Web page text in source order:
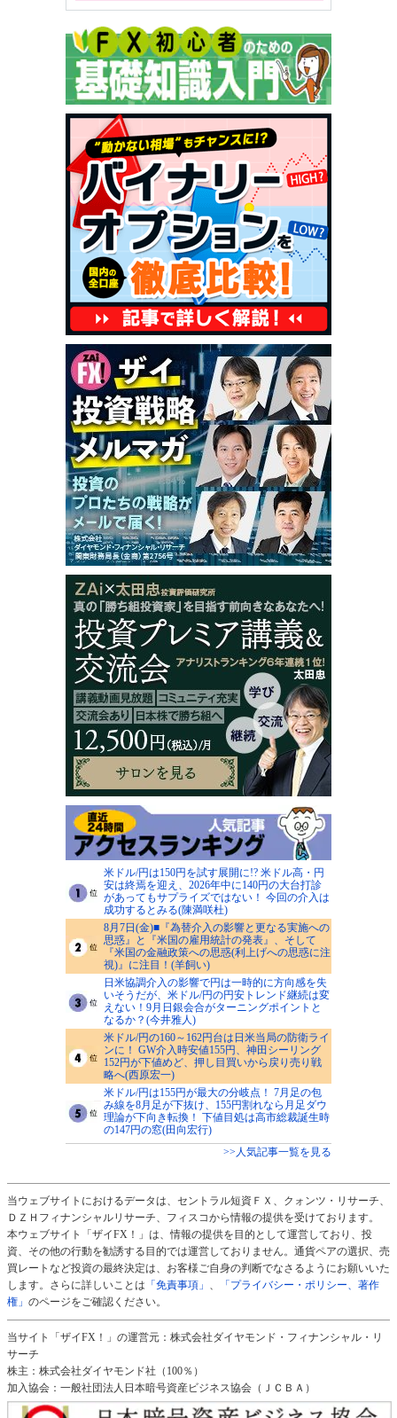
米ドル/円は150円を試す展開に!? 米ドル高・円
安は終焉を迎え、2026年中に140円の大台打診
があってもサプライズではない！ 今回の介入は
成功するとみる(陳満咲杜)
8月7日(金)■『為替介入の影響と更なる実施への
思惑』と『米国の雇用統計の発表』、そして
『米国の金融政策への思惑(利上げへの思惑に注
視)』に注目！(羊飼い)
日米協調介入の影響で円は一時的に方向感を失
いそうだが、米ドル/円の円安トレンド継続は変
えない！9月日銀会合がターニングポイントと
なるか？(今井雅人)
米ドル/円の160～162円台は日米当局の防衛ライ
ンに！ GW介入時安値155円、神田シーリング
152円が下値めど、押し目買いから戻り売り戦
略へ(西原宏一)
米ドル/円は155円が最大の分岐点！ 7月足の包
み線を8月足が下抜け、155円割れなら月足ダウ
理論が下向き転換！ 下値目処は高市総裁誕生時
の147円の窓(田向宏行)
>>人気記事一覧を見る
当ウェブサイトにおけるデータは、セントラル短資ＦＸ、クォンツ・リサーチ、
ＤＺＨフィナンシャルリサーチ、フィスコから情報の提供を受けております。
本ウェブサイト「ザイFX！」は、情報の提供を目的として運営しており、投
資、その他の行動を勧誘する目的では運営しておりません。通貨ペアの選択、売
買レートなど投資の最終決定は、お客様ご自身の判断でなさるようにお願いいた
します。さらに詳しいことは 「免責事項」 、
「プライバシー・ポリシー、著作
権」 のページをご確認ください。
当サイト「ザイFX！」の運営元：株式会社ダイヤモンド・フィナンシャル・リ
サーチ
株主：株式会社ダイヤモンド社（100％）
加入協会：一般社団法人日本暗号資産ビジネス協会（ＪＣＢＡ）